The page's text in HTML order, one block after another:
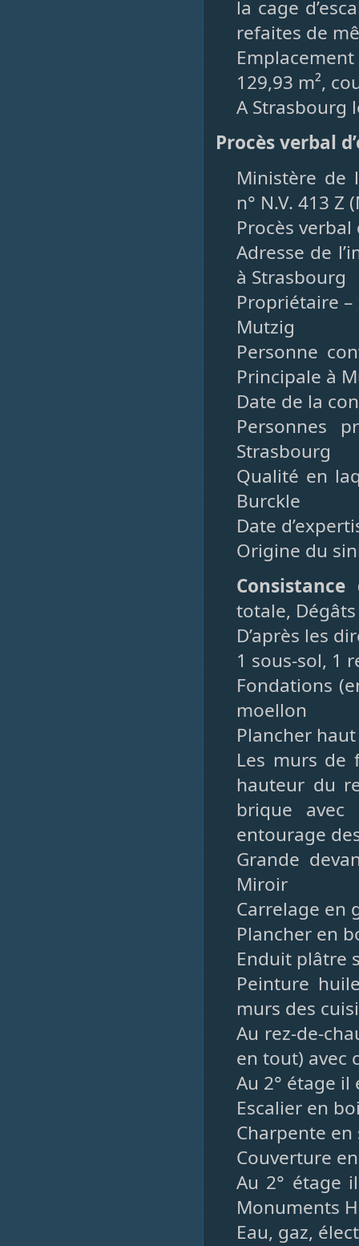
la cage
refaites de
129,93 m²,
A Strasbourg
Procès verbal
Ministère de
n° N.V. 413 Z
Procès verbal
Adresse de
à Strasbourg
Propriétaire –
Mutzig
Personne
Principale à
Date de la
Personnes
Strasbourg
Qualité en
Burckle
Date
Origine du
totale, Dégâts
D’après les
1 sous-sol, 1
Fondations
moellon
Plancher
Les murs de
hauteur du
brique
entourage
Grande
Miroir
Carrelage en
Plancher en
Enduit plâtre
Peinture
murs des
Au rez-de-
en tout) avec
Au 2° étage
Escalier en
Charpente en
Couverture
Au 2° étage
Monuments
Eau, gaz,